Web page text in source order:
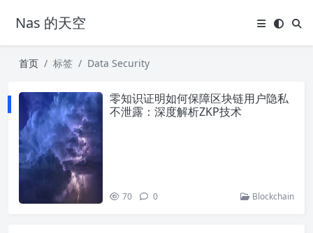
Nas 的天空
首页 标签 Data Security
零知识证明如何保障区块链用户隐私
不泄露：深度解析ZKP技术
70 0 Blockchain